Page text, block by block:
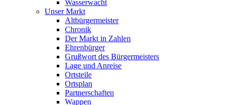
Wasserwacht
Unser Markt
Altbürgermeister
Chronik
Der Markt in Zahlen
Ehrenbürger
Grußwort des Bürgermeisters
Lage und Anreise
Ortsteile
Ortsplan
Partnerschaften
Wappen